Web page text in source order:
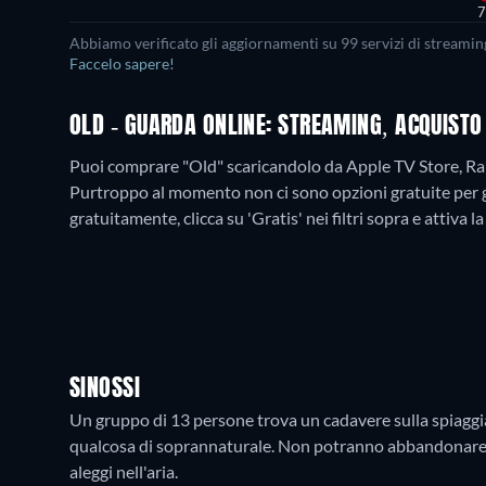
Abbiamo verificato gli aggiornamenti su 99servizi di
Faccelo sapere!
OLD - GUARDA ONLINE: STREAMING, ACQUISTO
Puoi comprare "Old" scaricandolo da Apple TV Store,
Purtroppo al momento non ci sono opzioni gratuite per
gratuitamente, clicca su 'Gratis' nei filtri sopra e attiva la
SINOSSI
Un gruppo di 13 persone trova un cadavere sulla
qualcosa di soprannaturale. Non potranno
aleggi nell'aria.